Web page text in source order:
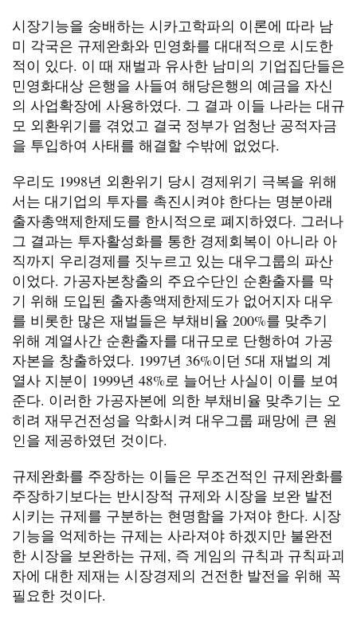
시장기능을 숭배하는 시카고학파의 이론에 따라 남
미 각국은 규제완화와 민영화를 대대적으로 시도한
적이 있다. 이 때 재벌과 유사한 남미의 기업집단들은
민영화대상 은행을 사들여 해당은행의 예금을 자신
의 사업확장에 사용하였다. 그 결과 이들 나라는 대규
모 외환위기를 겪었고 결국 정부가 엄청난 공적자금
을 투입하여 사태를 해결할 수밖에 없었다.
우리도 1998년 외환위기 당시 경제위기 극복을 위해
서는 대기업의 투자를 촉진시켜야 한다는 명분아래
출자총액제한제도를 한시적으로 폐지하였다. 그러나
그 결과는 투자활성화를 통한 경제회복이 아니라 아
직까지 우리경제를 짓누르고 있는 대우그룹의 파산
이었다. 가공자본창출의 주요수단인 순환출자를 막
기 위해 도입된 출자총액제한제도가 없어지자 대우
를 비롯한 많은 재벌들은 부채비율 200%를 맞추기
위해 계열사간 순환출자를 대규모로 단행하여 가공
자본을 창출하였다. 1997년 36%이던 5대 재벌의 계
열사 지분이 1999년 48%로 늘어난 사실이 이를 보여
준다. 이러한 가공자본에 의한 부채비율 맞추기는 오
히려 재무건전성을 악화시켜 대우그룹 패망에 큰 원
인을 제공하였던 것이다.
규제완화를 주장하는 이들은 무조건적인 규제완화를
주장하기보다는 반시장적 규제와 시장을 보완 발전
시키는 규제를 구분하는 현명함을 가져야 한다. 시장
기능을 억제하는 규제는 사라져야 하겠지만 불완전
한 시장을 보완하는 규제, 즉 게임의 규칙과 규칙파괴
자에 대한 제재는 시장경제의 건전한 발전을 위해 꼭
필요한 것이다.